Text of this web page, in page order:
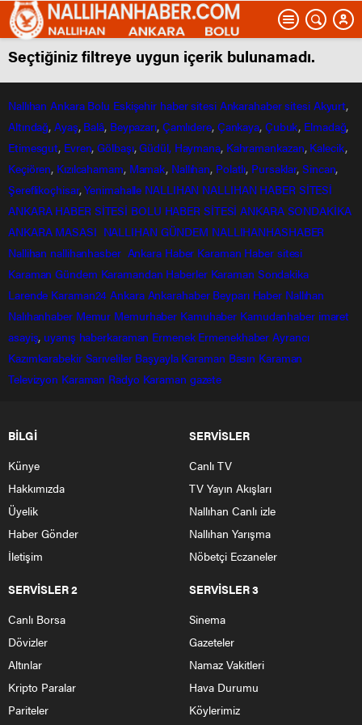
Seçtiğiniz filtreye uygun içerik bulunamadı.
Nallıhan Ankara Bolu Eskişehir haber sitesi Ankarahabersitesi Akyurt,
Altındağ,Ayaş, Balâ, Beypazarı, Çamlıdere, Çankaya, Çubuk, Elmadağ,
Etimesgut, Evren,Gölbaşı,Güdül, Haymana, Kahramankazan, Kalecik,
Keçiören, Kızılcahamam, Mamak, Nallıhan, Polatlı, Pursaklar,Sincan,
Şereflikoçhisar,Yenimahalle NALLIHAN NALLIHAN HABER SİTESİ
ANKARA HABER SİTESİ BOLU HABER SİTESİ ANKARA SONDAKİKA
ANKARA MASASI NALLIHAN GÜNDEM NALLIHANHASHABER
Nallihan nallihanhasber Ankara Haber Karaman Haber sitesi
Karaman Gündem Karamandan Haberler Karaman Sondakika
Larende Karaman24 Ankara Ankarahaber Beyparı Haber Nallıhan
Nalıhanhaber Memur Memurhaber Kamuhaber Kamudanhaber imaret
asayiş, uyanış haberkaraman Ermenek Ermenekhaber Ayrancı
Kazımkarabekir Sarıveliler Başyayla Karaman Basın Karaman
Televizyon Karaman Radyo Karaman gazete
BİLGİ
Künye
Hakkımızda
Üyelik
Haber Gönder
İletişim
SERVİSLER
Canlı TV
TV Yayın Akışları
Nallıhan Canlı izle
Nallıhan Yarışma
Nöbetçi Eczaneler
SERVİSLER 2
Canlı Borsa
Dövizler
Altınlar
Kripto Paralar
Pariteler
SERVİSLER 3
Sinema
Gazeteler
Namaz Vakitleri
Hava Durumu
Köylerimiz